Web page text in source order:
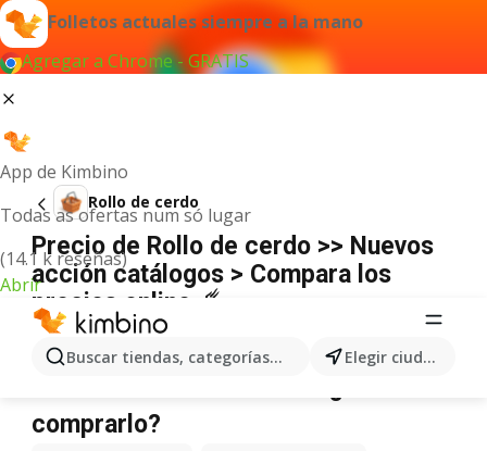
Folletos actuales siempre a la mano
Agregar a Chrome - GRATIS
App de Kimbino
Todas as ofertas num só lugar
(14.1 k reseñas)
Abrir
Buscar tiendas, categorías, productos... Elegir ciudad
Rollo de cerdo
Precio de Rollo de cerdo >> Nuevos
acción catálogos > Compara los
precios online ☄️
No hemos encontrado resultados para este
término.
comprarlo?